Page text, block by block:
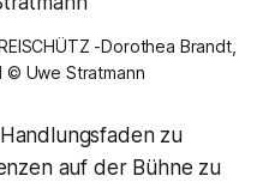
-Dorothea Brandt,
© Uwe Stratmann
zu
auf der Bühne zu